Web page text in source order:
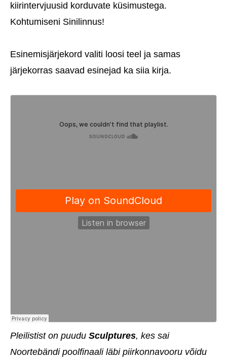
kiirintervjuusid korduvate küsimustega.
Kohtumiseni Sinilinnus!
Esinemisjärjekord valiti loosi teel ja samas
järjekorras saavad esinejad ka siia kirja.
Pleilistist on puudu Sculptures, kes sai
Noortebändi poolfinaali läbi piirkonnavooru võidu